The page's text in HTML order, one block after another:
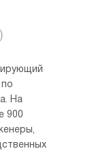
На
900